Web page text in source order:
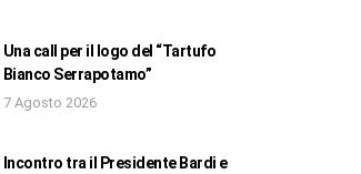
Una call per il logo del “Tartufo
Bianco Serrapotamo”
7 Agosto 2026
Incontro tra il Presidente Bardi e